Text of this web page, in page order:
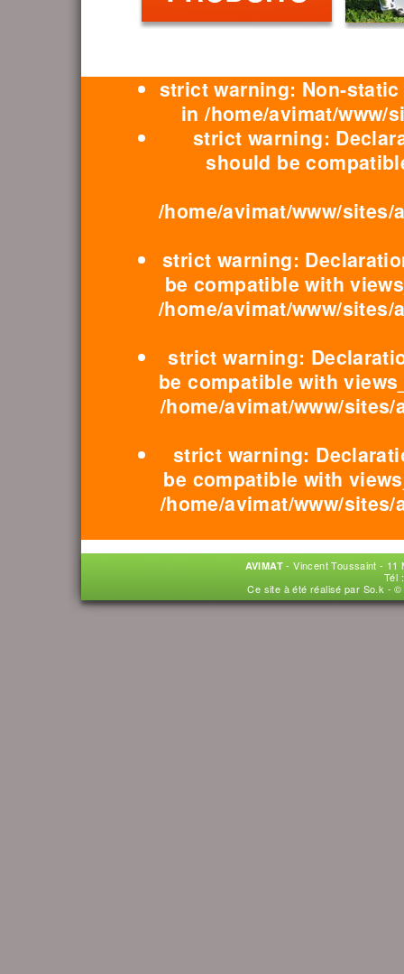
strict warning: Non-
in /home/avimat/www/
strict warning:
should be
/home/avimat/www/
strict warning:
be compatible with
/home/avimat/www/
strict warning:
be compatible with
/home/avimat/www/
strict warning:
be compatible with
/home/avimat/www/
AVIMAT - Vincent Toussaint - 11
Tél
Ce site à été réalisé par So.k - ©